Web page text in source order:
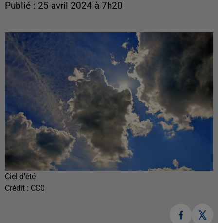
Publié : 25 avril 2024 à 7h20
Ciel d'été
Crédit : CC0